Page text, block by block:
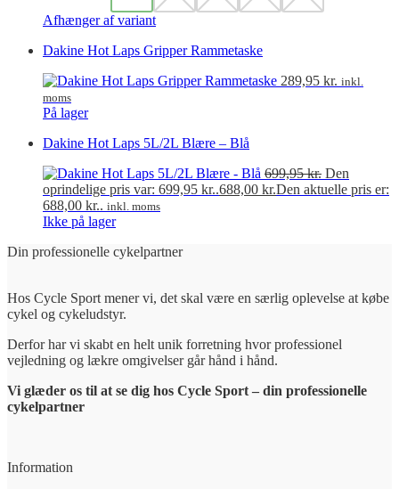
Afhænger af variant
Dakine Hot Laps Gripper Rammetaske
289,95 kr. inkl.
moms
På lager
Dakine Hot Laps 5L/2L Blære – Blå
699,95kr. Den
oprindelige pris var: 699,95 kr..688,00 kr.Den aktuelle pris er:
688,00 kr.. inkl. moms
Ikke på lager
Din professionelle cykelpartner
Hos Cycle Sport mener vi, det skal være en særlig oplevelse at købe
cykel og cykeludstyr.
Derfor har vi skabt en helt unik forretning hvor professionel
vejledning og lækre omgivelser går hånd i hånd.
Vi glæder os til at se dig hos Cycle Sport – din professionelle
cykelpartner
Information